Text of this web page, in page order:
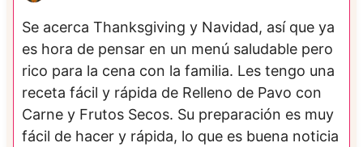
Se acerca Thanksgiving y Navidad, así que ya
es hora de pensar en un menú saludable pero
rico para la cena con la familia. Les tengo una
receta fácil y rápida de Relleno de Pavo con
Carne y Frutos Secos. Su preparación es muy
fácil de hacer y rápida, lo que es buena noticia